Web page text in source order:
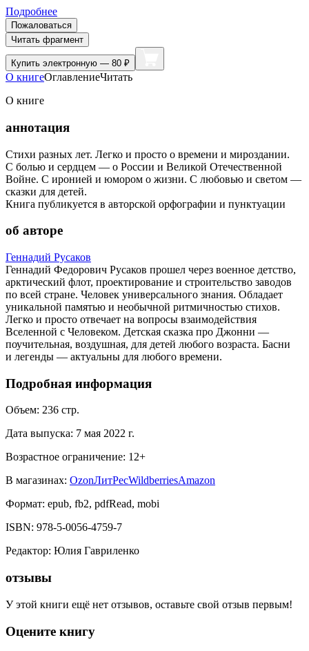
Подробнее
Пожаловаться
Читать фрагмент
Купить электронную — 80 ₽
О книгеОглавлениеЧитать
О книге
аннотация
Стихи разных лет. Легко и просто о времени и мироздании.
С болью и сердцем — о России и Великой Отечественной
Войне. С иронией и юмором о жизни. С любовью и светом —
сказки для детей.
Книга публикуется в авторской орфографии и пунктуации
об авторе
Геннадий Русаков
Геннадий Федорович Русаков прошел через военное детство,
арктический флот, проектирование и строительство заводов
по всей стране. Человек универсального знания. Обладает
уникальной памятью и необычной ритмичностью стихов.
Легко и просто отвечает на вопросы взаимодействия
Вселенной с Человеком. Детская сказка про Джонни —
поучительная, воздушная, для детей любого возраста. Басни
и легенды — актуальны для любого времени.
Подробная информация
Объем: 236 стр.
Дата выпуска: 7 мая 2022 г.
Возрастное ограничение: 12+
В магазинах: OzonЛитРесWildberriesAmazon
Формат: epub, fb2, pdfRead, mobi
ISBN: 978-5-0056-4759-7
Редактор: Юлия Гавриленко
отзывы
У этой книги ещё нет отзывов, оставьте свой отзыв первым!
Оцените книгу